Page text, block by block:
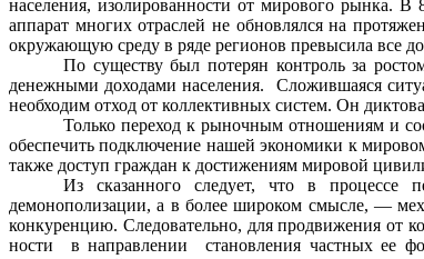
населения, изоли­рованности от мирового рынка. В
аппарат многих отраслей не обновлялся на
окружающую среду в ряде регионов превысила все
По существу был потерян контроль за
денежными доходами населения.
Сложившаяся
необходим отход от коллективных систем. Он
Только переход к рыночным отношениям и
обеспечить подключение нашей экономики к
также доступ граждан к достижениям мировой
Из сказанного следует, что в процессе
демонополизации, а в более широком смысле, —
конкуренцию. Следовательно, для продвижения от
ности
в направлении
становления частных ее